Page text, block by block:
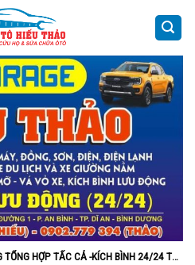
TỔNG HỢP TẤC CẢ -KÍCH BÌNH 24/24 TẠI